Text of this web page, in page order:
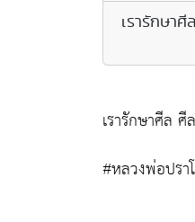
เรารักษา
เรารักษาศีล ศี
#หลวงพ่อปร